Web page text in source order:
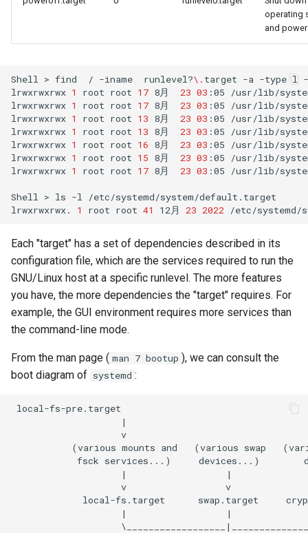
operating
and
Shell > find / -iname runlevel?\. target -a -type l
lrwxrwxrwx 1 root root 17 8月 23 03 :05
/usr/lib/
lrwxrwxrwx 1 root root 17 8月 23 03 :05
/usr/lib/
lrwxrwxrwx 1 root root 13 8月 23 03 :05
/usr/lib/
lrwxrwxrwx 1 root root 13 8月 23 03 :05
/usr/lib/
lrwxrwxrwx 1 root root 16 8月 23 03 :05
/usr/lib/
lrwxrwxrwx 1 root root 15 8月 23 03 :05
/usr/lib/
lrwxrwxrwx 1 root root 17 8月 23 03 :05 /usr/lib/
Shell > ls -l
/etc/systemd/system/default.target
lrwxrwxrwx.
1 root root 41 12月 23 2022 /etc/systemd/
Each "target" has a set of dependencies described in its
configuration file, which are the services required to run the
GNU/Linux host at a specific runlevel. The more features
you have, the more dependencies the "target" requires. For
example, the GUI environment requires more services than
the command-line mode.
From the man page ( man 7 bootup ), we can consult the
boot diagram of systemd :
local-fs-pre.target
                    |
                    v
(various mounts and   (various swap
fsck services...)     devices...)
|                  |
v                  v
local-fs.target      swap.target
|                  |